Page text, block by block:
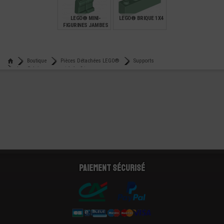
LEGO® MINI-
FIGURINES JAMBES
LEGO® BRIQUE 1X4
Boutique
Pièces Détachées LEGO®
Supports
Lego® brique support 1x1 - 2 tenons creux
Paiement sécurisé